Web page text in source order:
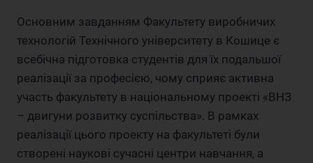
Основним завданням Факультету виробничих
технологій Технічного університету в Кошице є
всебічна підготовка студентів для їх подальшої
реалізації за професією, чому сприяє активна
участь факультету в національному проекті «ВНЗ
– двигуни розвитку суспільства». В рамках
реалізації цього проекту на факультеті були
створені наукові сучасні центри навчання, а